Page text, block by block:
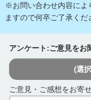
※お問い合わせ内容によ
ますので何卒ご了承くだ
アンケート:ご意見をお
(選
ご意見・ご感想をお寄